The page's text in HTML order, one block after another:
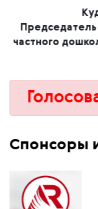
Председатель
частного
Спонсоры